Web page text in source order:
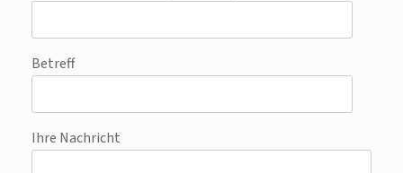
Betreff
Ihre Nachricht